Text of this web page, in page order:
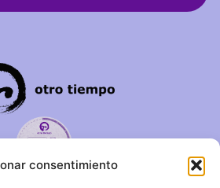
consentimiento